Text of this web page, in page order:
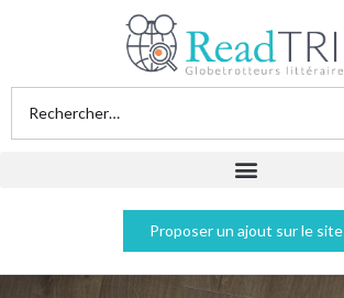
Proposer un ajout sur le site